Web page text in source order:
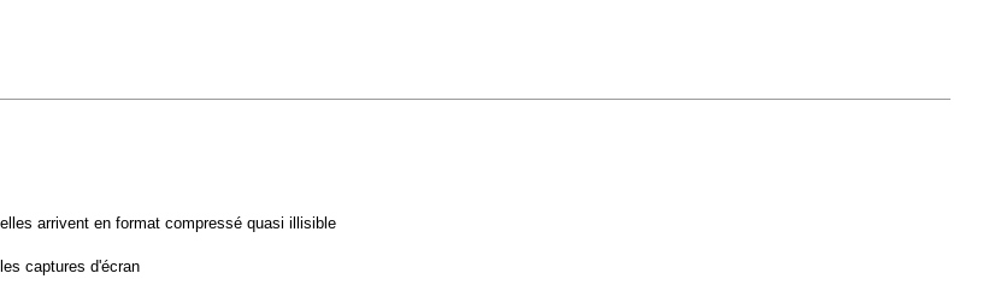
arrivent en format compressé quasi illisible
captures d'écran